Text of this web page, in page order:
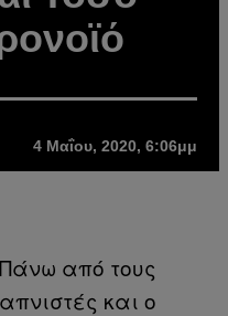
4 Μαΐου, 2020, 6:06μμ
από τους
και ο